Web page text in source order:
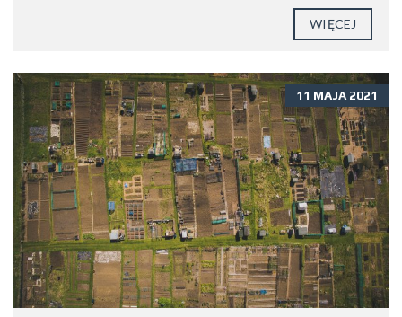
WIĘCEJ
11 MAJA 2021